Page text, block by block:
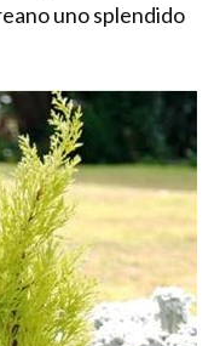
uno splendido